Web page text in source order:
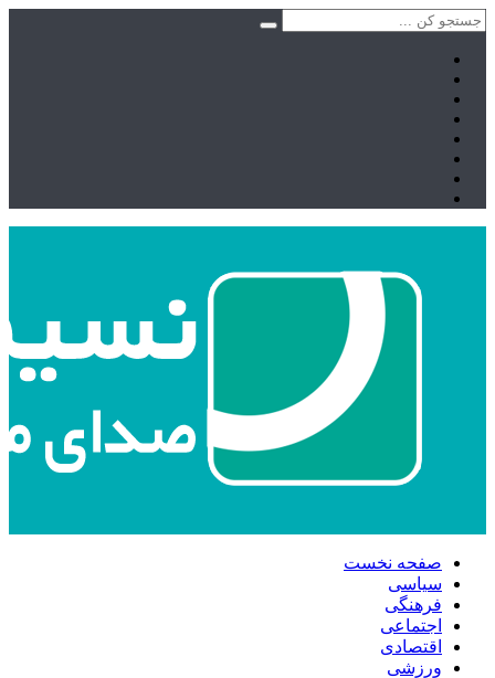
صفحه نخست
سیاسی
فرهنگی
اجتماعی
اقتصادی
ورزشی